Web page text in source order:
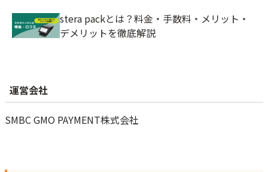
stera packとは？料金・手数料・メリット・
デメリットを徹底解説
運営会社
SMBC GMO PAYMENT株式会社